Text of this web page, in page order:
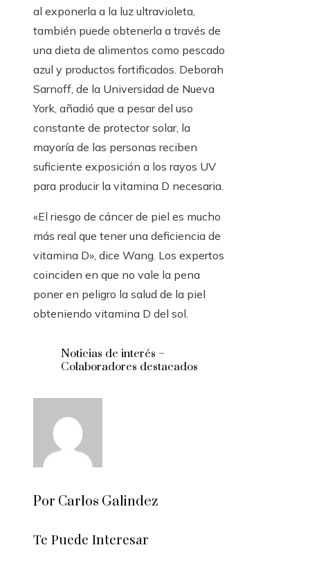
al exponerla a la luz ultravioleta,
también puede obtenerla a través de
una dieta de alimentos como pescado
azul y productos fortificados. Deborah
Sarnoff, de la Universidad de Nueva
York, añadió que a pesar del uso
constante de protector solar, la
mayoría de las personas reciben
suficiente exposición a los rayos UV
para producir la vitamina D necesaria.
«El riesgo de cáncer de piel es mucho
más real que tener una deficiencia de
vitamina D», dice Wang. Los expertos
coinciden en que no vale la pena
poner en peligro la salud de la piel
obteniendo vitamina D del sol.
Noticias de interés –
Colaboradores destacados
Por Carlos Galindez
Te Puede Interesar